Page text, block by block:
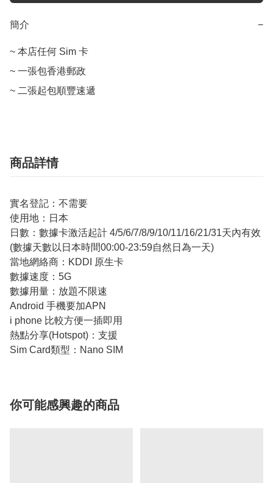
簡介 −
~ 本店任何 Sim 卡
~ 一張包香港郵政
~ 二張起包順豐速遞
商品詳情
實名登記：不需要
使用地：日本
日數：數據卡激活起計 4/5/6/7/8/9/10/11/16/21/31天內有效
(數據天數以日本時間00:00-23:59自然日為一天)
當地網絡商：KDDI 原生卡
數據速度：5G
數據用量：放題不限速
Android 手機要加APN
i phone 比較方便一插即用
熱點分享(Hotspot)：支援
Sim Card類型：Nano SIM
你可能感興趣的商品